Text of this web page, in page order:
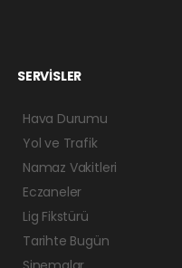
SERVİSLER
Hava Durumu
Yol ve Trafik
Namaz Vakitleri
Eczaneler
Lig Fikstürü
Tarihte Bugün